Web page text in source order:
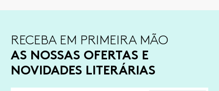
RECEBA EM PRIMEIRA MÃO
AS NOSSAS OFERTAS E
NOVIDADES LITERÁRIAS